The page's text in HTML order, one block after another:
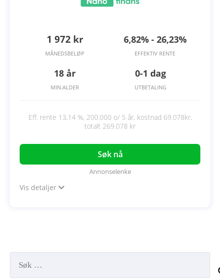
1 972 kr
MÅNEDSBELØP
6,82% - 26,23%
EFFEKTIV RENTE
18 år
MIN.ALDER
0-1 dag
UTBETALING
Eff. rente 13,14 %, 200.000 o/ 5 år, kostnad 69.078kr,
totalt 269.078 kr
Søk nå
Annonselenke
Vis detaljer